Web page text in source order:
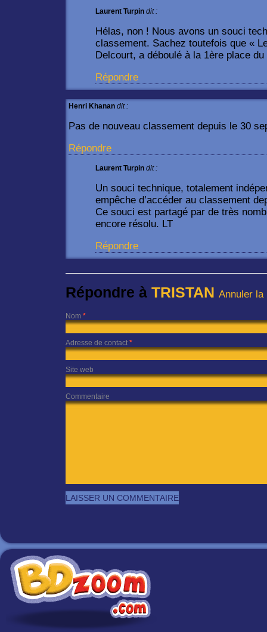
Laurent Turpin dit :
Hélas, non ! Nous avons un souci
classement. Sachez toutefois que «
Delcourt, a déboulé à la 1ère place du
Répondre
Henri Khanan dit :
Pas de nouveau classement depuis le 30
Répondre
Laurent Turpin dit :
Un souci technique, totalement
empêche d’accéder au classement
Ce souci est partagé par de très
encore résolu. LT
Répondre
Répondre à TRISTAN Annuler la
Nom *
Adresse de contact *
Site web
Commentaire